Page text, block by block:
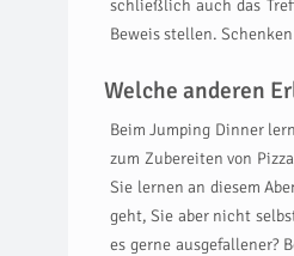
schließlich auch das
Beweis stellen.
Welche anderen
Beim Jumping Dinner
zum Zubereiten von
Sie lernen an diesem
geht, Sie aber nicht
es gerne ausgefallener?